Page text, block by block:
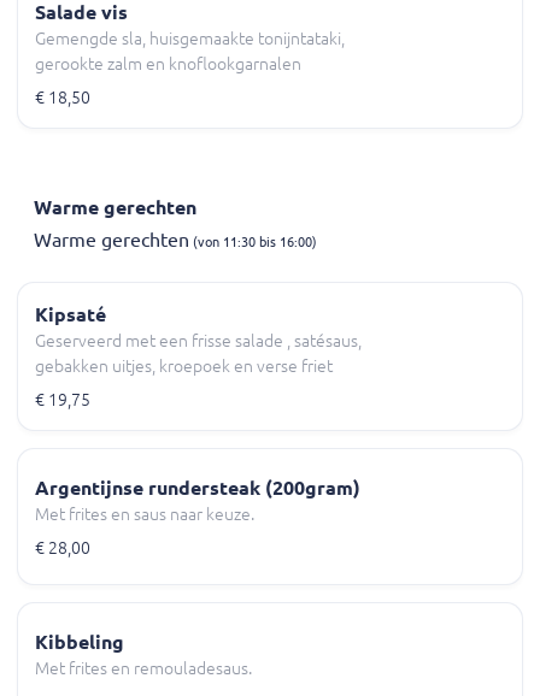
Salade vis
Gemengde sla, huisgemaakte tonijntataki,
gerookte zalm en knoflookgarnalen
€ 18,50
Warme gerechten
Warme gerechten (von 11:30 bis 16:00)
Kipsaté
Geserveerd met een frisse salade , satésaus,
gebakken uitjes, kroepoek en verse friet
€ 19,75
Argentijnse rundersteak (200gram)
Met frites en saus naar keuze.
€ 28,00
Kibbeling
Met frites en remouladesaus.